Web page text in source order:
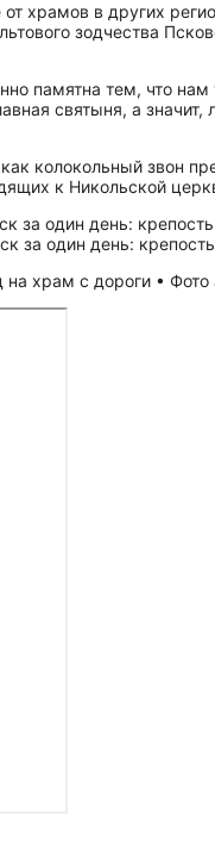
от храмов в других
зодчества
памятна тем, что
святыня, а
колокольный звон
к Никольской
храм с дороги • Фото